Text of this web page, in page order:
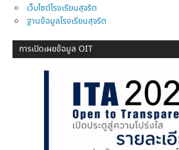
เว็บไซต์โรงเรียนสุจริต
ฐานข้อมูลโรงเรียนสุจริต
การเปิดเผยข้อมูล OIT